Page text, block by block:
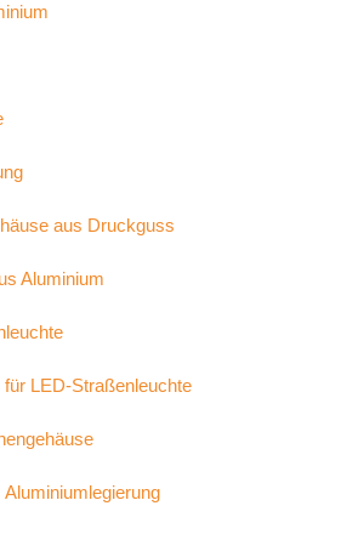
aus Druckguss
Aluminium
LED-Straßenleuchte